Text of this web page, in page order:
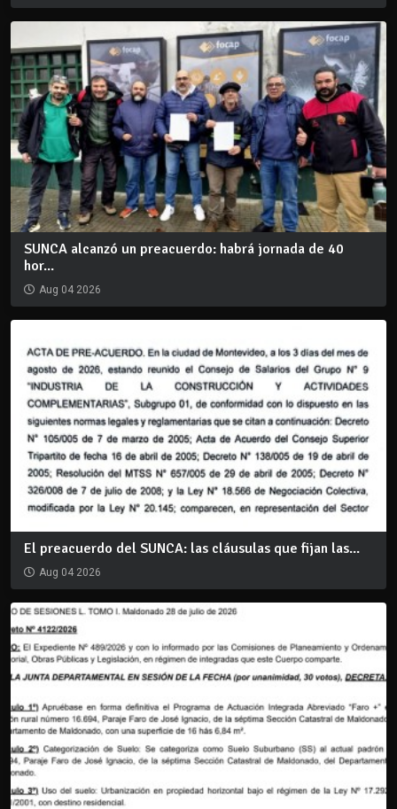
SUNCA alcanzó un preacuerdo: habrá jornada de 40
hor...
Aug 04 2026
El preacuerdo del SUNCA: las cláusulas que fijan las...
Aug 04 2026